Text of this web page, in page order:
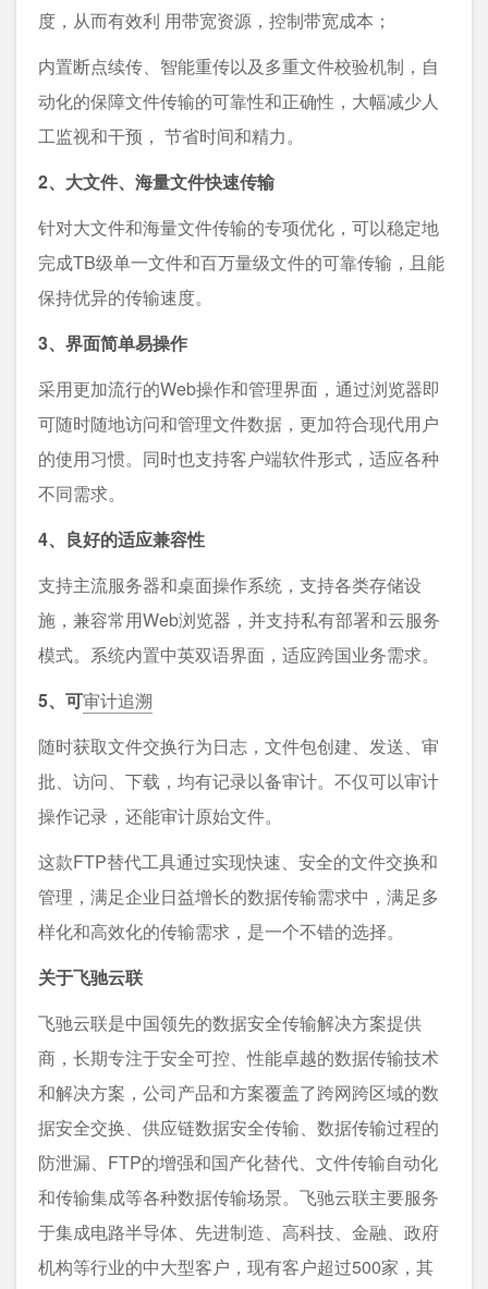
度，从而有效利 用带宽资源，控制带宽成本；
内置断点续传、智能重传以及多重文件校验机制，自
动化的保障文件传输的可靠性和正确性，大幅减少人
工监视和干预， 节省时间和精力。
2、大文件、海量文件快速传输
针对大文件和海量文件传输的专项优化，可以稳定地
完成TB级单一文件和百万量级文件的可靠传输，且能
保持优异的传输速度。
3、界面简单易操作
采用更加流行的Web操作和管理界面，通过浏览器即
可随时随地访问和管理文件数据，更加符合现代用户
的使用习惯。同时也支持客户端软件形式，适应各种
不同需求。
4、良好的适应兼容性
支持主流服务器和桌面操作系统，支持各类存储设
施，兼容常用Web浏览器，并支持私有部署和云服务
模式。系统内置中英双语界面，适应跨国业务需求。
5、可审计追溯
随时获取文件交换行为日志，文件包创建、发送、审
批、访问、下载，均有记录以备审计。不仅可以审计
操作记录，还能审计原始文件。
这款FTP替代工具通过实现快速、安全的文件交换和
管理，满足企业日益增长的数据传输需求中，满足多
样化和高效化的传输需求，是一个不错的选择。
关于飞驰云联
飞驰云联是中国领先的数据安全传输解决方案提供
商，长期专注于安全可控、性能卓越的数据传输技术
和解决方案，公司产品和方案覆盖了跨网跨区域的数
据安全交换、供应链数据安全传输、数据传输过程的
防泄漏、FTP的增强和国产化替代、文件传输自动化
和传输集成等各种数据传输场景。飞驰云联主要服务
于集成电路半导体、先进制造、高科技、金融、政府
机构等行业的中大型客户，现有客户超过500家，其